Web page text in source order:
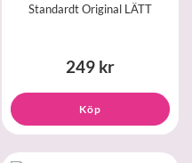
Standardt Original LÄTT
249 kr
Köp